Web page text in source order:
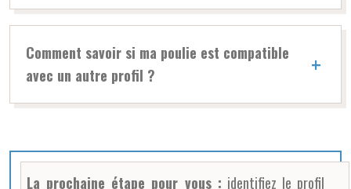
Comment savoir si ma poulie est compatible
avec un autre profil ?
La prochaine étape pour vous : identifiez le profil